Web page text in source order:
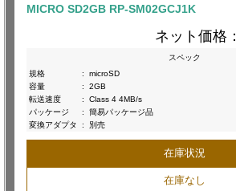
MICRO SD2GB RP-SM02GCJ1K
ネット価格：
スペック
規格
:
microSD
容量
:
2GB
転送速度
:
Class 4 4MB/s
パッケージ
:
簡易パッケージ品
変換アダプタ
: 別売
在庫状況
在庫なし